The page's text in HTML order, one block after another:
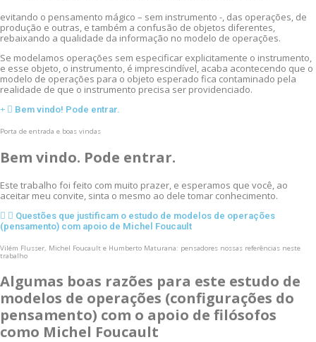
evitando o pensamento mágico – sem instrumento -, das operações, de
produção e outras, e também a confusão de objetos diferentes,
rebaixando a qualidade da informação no modelo de operações.
Se modelamos operações sem especificar explicitamente o instrumento,
e esse objeto, o instrumento, é imprescindível, acaba acontecendo que o
modelo de operações para o objeto esperado fica contaminado pela
realidade de que o instrumento precisa ser providenciado.
Bem vindo! Pode entrar.
Porta de entrada e boas vindas
Bem vindo. Pode entrar.
Este trabalho foi feito com muito prazer, e esperamos que você, ao
aceitar meu convite, sinta o mesmo ao dele tomar conhecimento.
Questões que justificam o estudo de modelos de operações
(pensamento) com apoio de Michel Foucault
Vilém Flusser, Michel Foucault e Humberto Maturana: pensadores nossas referências neste
trabalho
Algumas boas razões para este estudo de
modelos de operações (configurações do
pensamento) com o apoio de filósofos
como Michel Foucault